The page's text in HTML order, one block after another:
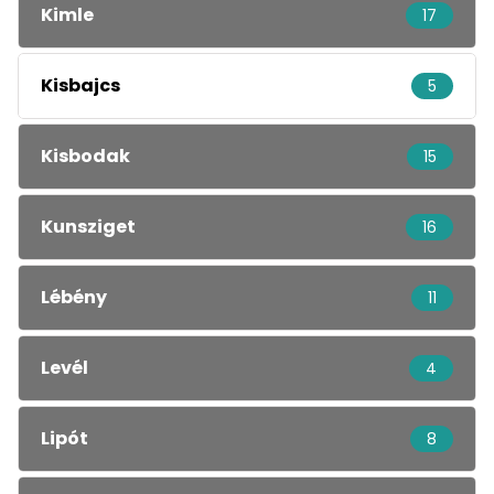
Kimle 17
Kisbajcs 5
Kisbodak 15
Kunsziget 16
Lébény 11
Levél 4
Lipót 8